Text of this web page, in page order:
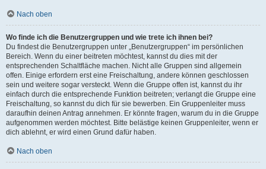
Nach oben
Wo finde ich die Benutzergruppen und wie trete ich ihnen bei?
Du findest die Benutzergruppen unter „Benutzergruppen“ im persönlichen
Bereich. Wenn du einer beitreten möchtest, kannst du dies mit der
entsprechenden Schaltfläche machen. Nicht alle Gruppen sind allgemein
offen. Einige erfordern erst eine Freischaltung, andere können geschlossen
sein und weitere sogar versteckt. Wenn die Gruppe offen ist, kannst du ihr
einfach durch die entsprechende Funktion beitreten; verlangt die Gruppe eine
Freischaltung, so kannst du dich für sie bewerben. Ein Gruppenleiter muss
daraufhin deinen Antrag annehmen. Er könnte fragen, warum du in die Gruppe
aufgenommen werden möchtest. Bitte belästige keinen Gruppenleiter, wenn er
dich ablehnt, er wird einen Grund dafür haben.
Nach oben